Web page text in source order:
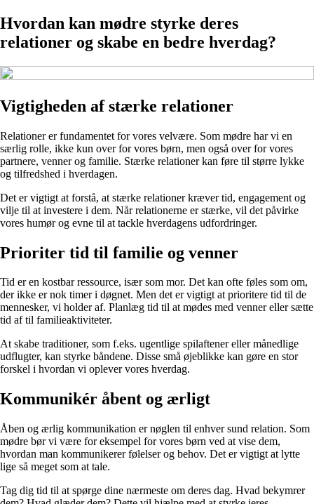
Hvordan kan mødre styrke deres
relationer og skabe en bedre hverdag?
Vigtigheden af stærke relationer
Relationer er fundamentet for vores velvære. Som mødre har vi en
særlig rolle, ikke kun over for vores børn, men også over for vores
partnere, venner og familie. Stærke relationer kan føre til større lykke
og tilfredshed i hverdagen.
Det er vigtigt at forstå, at stærke relationer kræver tid, engagement og
vilje til at investere i dem. Når relationerne er stærke, vil det påvirke
vores humør og evne til at tackle hverdagens udfordringer.
Prioriter tid til familie og venner
Tid er en kostbar ressource, især som mor. Det kan ofte føles som om,
der ikke er nok timer i døgnet. Men det er vigtigt at prioritere tid til de
mennesker, vi holder af. Planlæg tid til at mødes med venner eller sætte
tid af til familieaktiviteter.
At skabe traditioner, som f.eks. ugentlige spilaftener eller månedlige
udflugter, kan styrke båndene. Disse små øjeblikke kan gøre en stor
forskel i hvordan vi oplever vores hverdag.
Kommunikér åbent og ærligt
Åben og ærlig kommunikation er nøglen til enhver sund relation. Som
mødre bør vi være for eksempel for vores børn ved at vise dem,
hvordan man kommunikerer følelser og behov. Det er vigtigt at lytte
lige så meget som at tale.
Tag dig tid til at spørge dine nærmeste om deres dag. Hvad bekymrer